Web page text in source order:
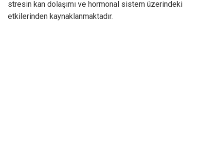
stresin kan dolaşımı ve hormonal sistem üzerindeki
etkilerinden kaynaklanmaktadır.